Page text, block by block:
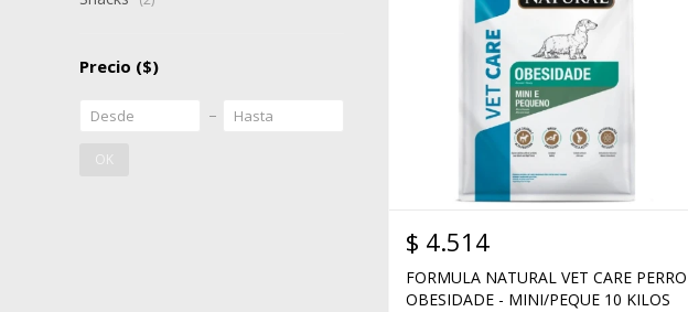
$ 4.514
FORMULA NATURAL VET CARE PERRO
OBESIDADE - MINI/PEQUE 10 KILOS
Precio ($)
OK